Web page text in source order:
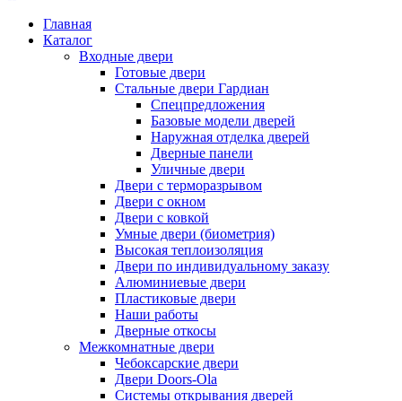
Главная
Каталог
Входные двери
Готовые двери
Стальные двери Гардиан
Спецпредложения
Базовые модели дверей
Наружная отделка дверей
Дверные панели
Уличные двери
Двери с терморазрывом
Двери с окном
Двери с ковкой
Умные двери (биометрия)
Высокая теплоизоляция
Двери по индивидуальному заказу
Алюминиевые двери
Пластиковые двери
Наши работы
Дверные откосы
Межкомнатные двери
Чебоксарские двери
Двери Doors-Ola
Системы открывания дверей